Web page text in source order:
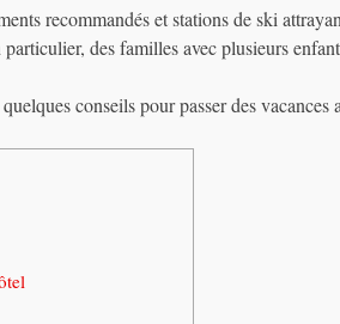
recommandés et stations de ski
des familles avec plusieurs
conseils pour passer des